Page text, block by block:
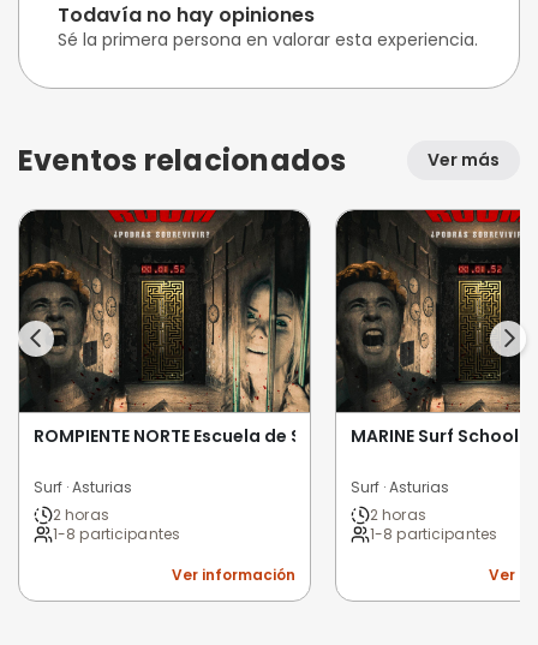
Todavía no hay opiniones
Sé la primera persona en valorar esta experiencia.
Eventos relacionados Ver más
ROMPIENTE NORTE Escuela de Surf
Surf · Asturias
2 horas
1-8 participantes
Ver información
MARINE Surf School
Surf · Asturias
2 horas
1-8 participantes
Ver